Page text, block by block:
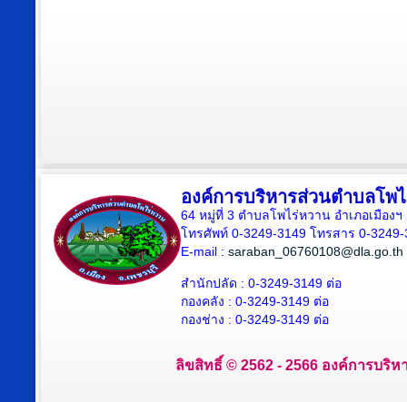
องค์การบริหารส่วนตำบลโพ
64 หมู่ที่ 3 ตำบลโพไร่หวาน อำเภอเมือง
โทรศัพท์ 0-3249-3149 โทรสาร 0-
E-mail : saraban_06760108@dla.go.th
สำนักปลัด : 0-3249-3149 ต่อ
กองคลัง : 0-3249-3149 ต่อ
กองช่าง : 0-3249-3149 ต่อ
ลิขสิทธิ์ © 2562 - 2566 องค์การบริ